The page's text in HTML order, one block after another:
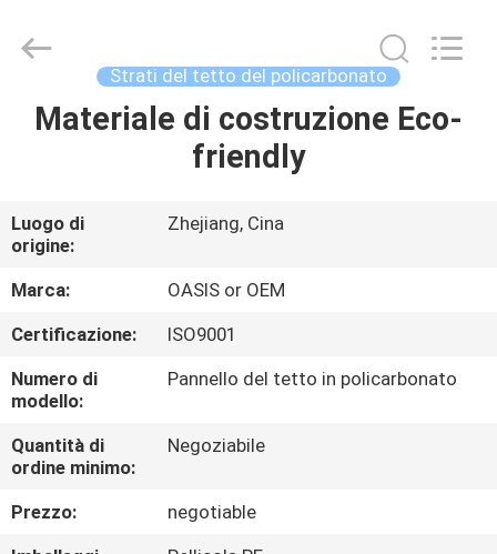
CASA
CIRCA
NOI
GIRO
DELLA
FABBRICA
CONTROLLO
Building
Material
Reserved.
Strati del tetto del policarbonato
Materiale di costruzione Eco-
friendly
Luogo di
origine:
Zhejiang, Cina
Marca:
OASIS or OEM
Certificazione:
ISO9001
Numero di
modello:
Pannello del tetto in policarbonato
Quantità di
ordine minimo:
Negoziabile
Prezzo:
negotiable